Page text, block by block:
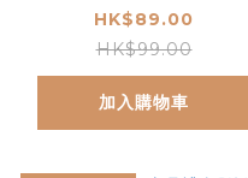
HK$89.00
HK$99.00
加入購物車